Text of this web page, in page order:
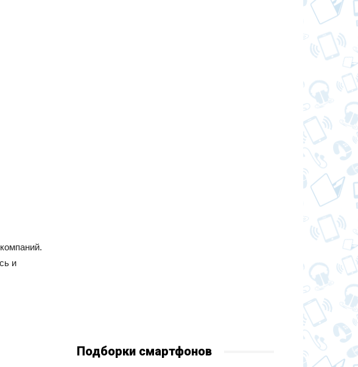
и
Подборки смартфонов